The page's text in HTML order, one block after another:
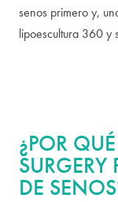
senos primero y,
lipoescultura 360 y
¿POR
DE